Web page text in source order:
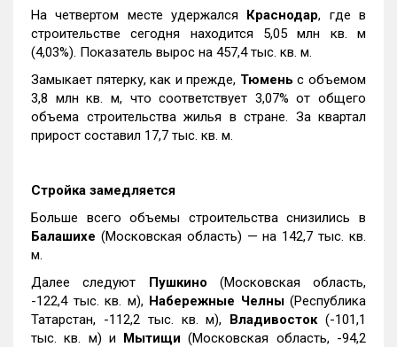
На четвертом месте удержался Краснодар, где в
строительстве сегодня находится 5,05 млн кв. м
(4,03%). Показатель вырос на 457,4 тыс. кв. м.
Замыкает пятерку, как и прежде, Тюмень с объемом
3,8 млн кв. м, что соответствует 3,07% от общего
объема строительства жилья в стране. За квартал
прирост составил 17,7 тыс. кв. м.
Стройка замедляется
Больше всего объемы строительства снизились в
Балашихе (Московская область) — на 142,7 тыс. кв.
м.
Далее следуют Пушкино (Московская область,
-122,4 тыс. кв. м), Набережные Челны(Республика
Татарстан, -112,2 тыс. кв. м), Владивосток(-101,1
тыс. кв. м) и Мытищи (Московская область, -94,2